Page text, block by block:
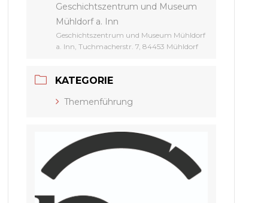
Geschichtszentrum und Museum
Mühldorf a. Inn
Geschichtszentrum und Museum Mühldorf
a. Inn, Tuchmacherstr. 7, 84453 Mühldorf
KATEGORIE
Themenführung